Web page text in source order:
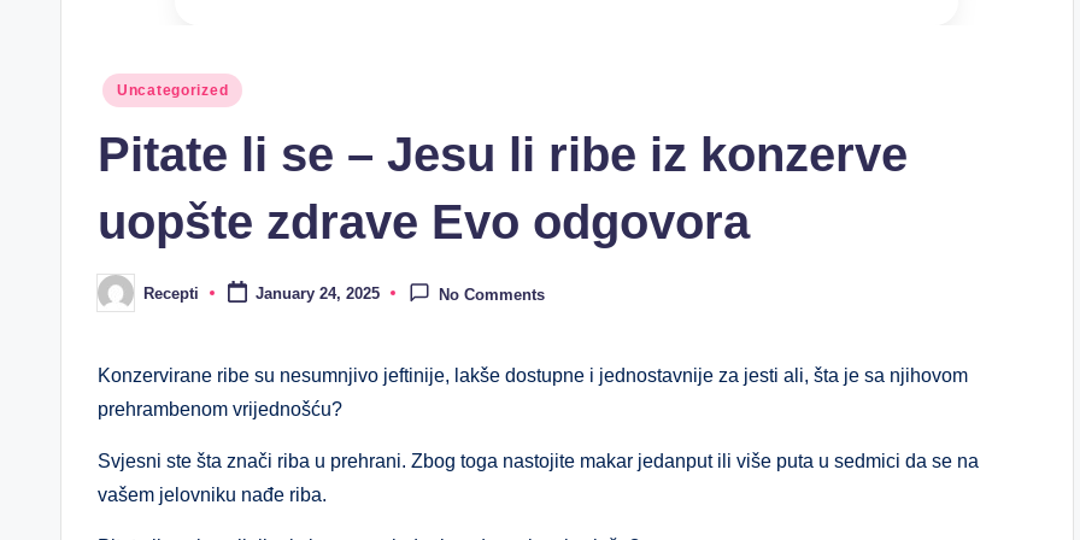
Posted
Uncategorized
Pitate li se – Jesu li ribe iz konzerve
uopšte zdrave Evo odgovora
Posted
by
Recepti January 24, 2025 No Comments
Konzervirane ribe su nesumnjivo jeftinije, lakše dostupne i jednostavnije za jesti ali, šta je sa njihovom
prehrambenom vrijednošću?
Svjesni ste šta znači riba u prehrani. Zbog toga nastojite makar jedanput ili više puta u sedmici da se na
vašem jelovniku nađe riba.